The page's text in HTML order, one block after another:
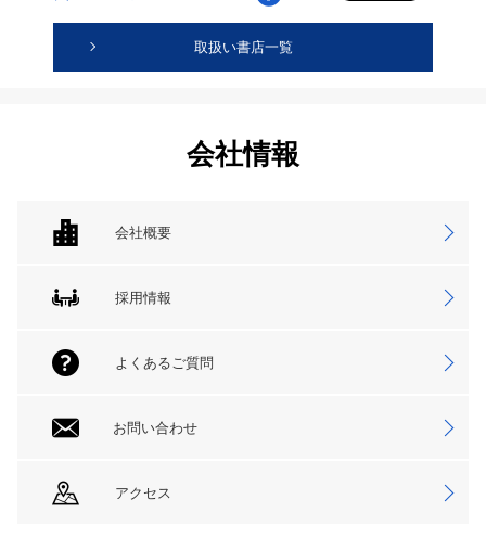
取扱い書店一覧
会社情報
会社概要
採用情報
よくあるご質問
お問い合わせ
アクセス